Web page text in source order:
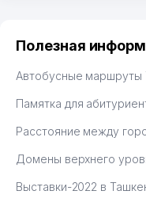
Полезная
Автобусные маршруты
Памятка для
Расстояние между
Домены верхнего
Выставки-2022 в